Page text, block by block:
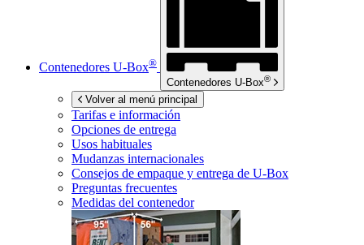
Contenedores U-Box®
Contenedores U-Box®
Volver al menú principal
Tarifas e información
Opciones de entrega
Usos habituales
Mudanzas internacionales
Consejos de empaque y entrega de U-Box
Preguntas frecuentes
Medidas del contenedor